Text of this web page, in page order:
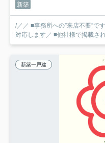
新築
/／／ ■事務所への”来店不要”で
対応します／ ■他社様で掲載さ
新築一戸建